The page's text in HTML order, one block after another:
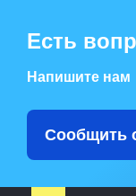
Есть
Напишите нам
Сообщить